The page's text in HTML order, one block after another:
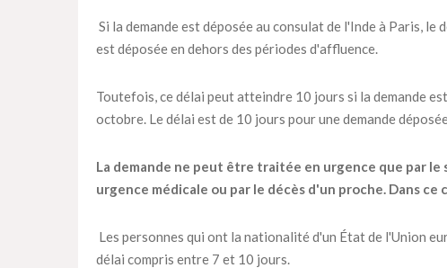
Si la demande est déposée au consulat de l'Inde à Paris,
est déposée en dehors des périodes d'affluence.
Toutefois, ce délai peut atteindre 10 jours si la demande
octobre. Le délai est de 10 jours pour une demande
La demande ne peut être traitée en urgence que par le
urgence médicale ou par le décès d'un proche. Dans ce
Les personnes qui ont la nationalité d'un État de l'Union
délai compris entre 7 et 10 jours.